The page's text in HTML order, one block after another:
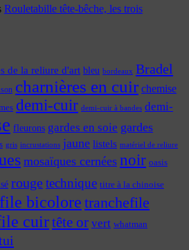
Rouletabille tête-bêche, les trois
de la reliure d'art bleu bordeaux Bradel
charnières en cuir chemise
demi-cuir demi-cuir à bandes demi-
fleurons gardes en soie gardes
gris incrustations jaune listels matériel de reliure
mosaïques cernées noir oasis
rougetechnique titre à la chinoise
bicolore tranchefile
cuirtête or vert whatman